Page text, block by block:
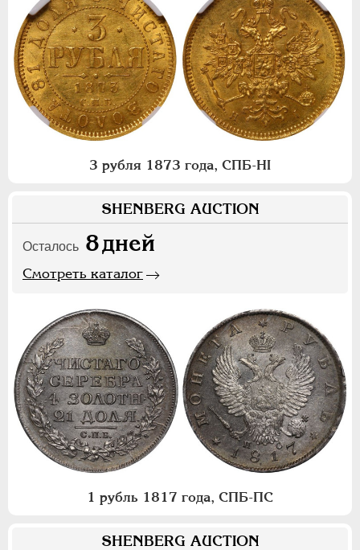
3 рубля 1873 года, СПБ-НI
SHENBERG AUCTION
Осталось 8дней
Смотреть каталог
1 рубль 1817 года, СПБ-ПС
SHENBERG AUCTION